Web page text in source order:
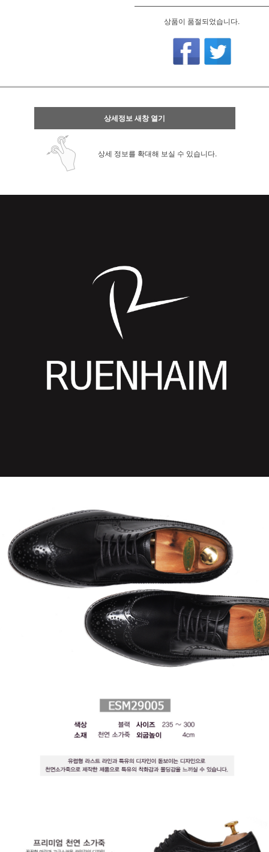
상품이 품절되었습니다.
상세정보 새창 열기
상세 정보를 확대해 보실 수 있습니다.